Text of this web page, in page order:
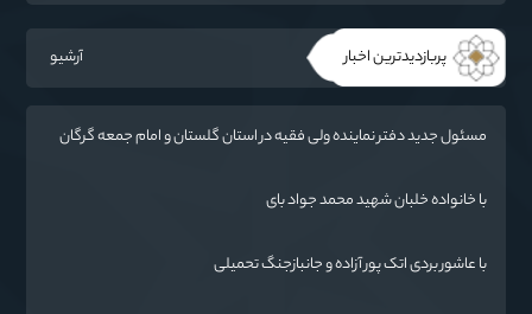
پربازدیدترین اخبار آرشیو
مسئول جدید دفتر نماینده ولی فقیه در استان گلستان و امام جمعه گرگان
با خانواده خلبان شهید محمد جواد بای
با عاشور بردی اتک پور آزاده و جانبازجنگ تحمیلی